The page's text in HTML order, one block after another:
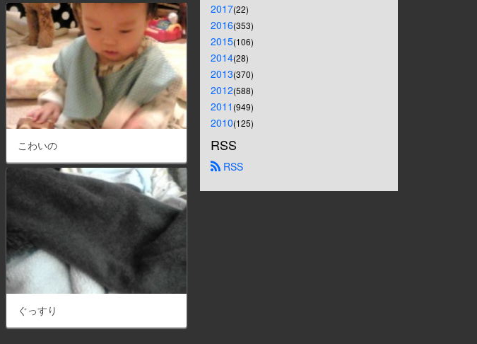
こわいの
ぐっすり
2017(22)
2016(353)
2015(106)
2014(28)
2013(370)
2012(588)
2011 (949)
2010(125)
RSS
RSS